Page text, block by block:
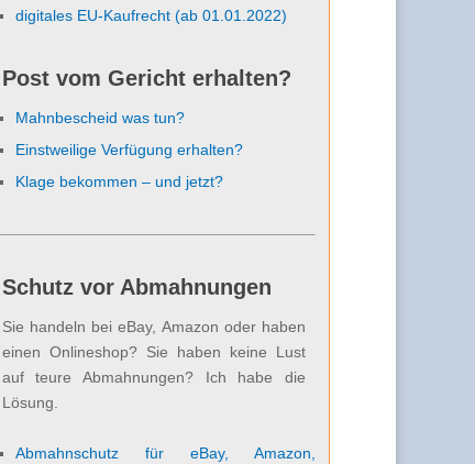
digitales EU-Kaufrecht (ab 01.01.2022)
Post vom Gericht erhalten?
Mahnbescheid was tun?
Einstweilige Verfügung erhalten?
Klage bekommen – und jetzt?
Schutz vor Abmahnungen
Sie handeln bei eBay, Amazon oder haben
einen Onlineshop? Sie haben keine Lust
auf teure Abmahnungen? Ich habe die
Lösung.
Abmahnschutz für eBay, Amazon,